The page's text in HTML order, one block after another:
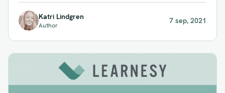
Katri Lindgren
Author
7 sep, 2021